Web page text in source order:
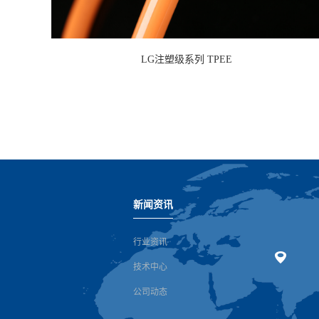
LG注塑级系列 TPEE
新闻资讯
行业资讯
技术中心
公司动态